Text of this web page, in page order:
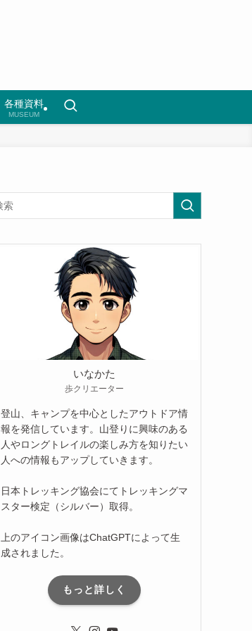
各種資料
MUSEUM
いなかた
歩クリエーター
登山、キャンプを中心としたアウトドア情
報を発信しています。山登りに興味のある
人やロングトレイルの楽しみ方を知りたい
人への情報もアップしていきます。
日本トレッキング協会にてトレッキングマ
スター検定（シルバー）取得。
上のアイコン画像はChatGPTによって生
成されました。
もっと詳しく